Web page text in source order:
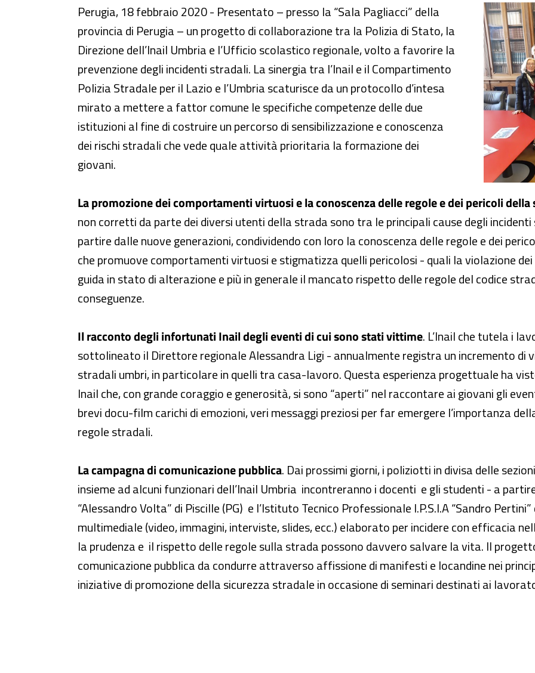
Umbria, presentato progetto per la prevenzione degli incidenti stradali
Perugia, 18 febbraio 2020 - Presentato – presso la “Sala Pagliacci” della
provincia di Perugia – un progetto di collaborazione tra la Polizia di Stato, la
Direzione dell’Inail Umbria e l’Ufficio scolastico regionale, volto a favorire la
prevenzione degli incidenti stradali. La sinergia tra l’Inail e il Compartimento
Polizia Stradale per il Lazio e l’Umbria scaturisce da un protocollo d’intesa
mirato a mettere a fattor comune le specifiche competenze delle due
istituzioni al fine di costruire un percorso di sensibilizzazione e conoscenza
dei rischi stradali che vede quale attività prioritaria la formazione dei
giovani.
La promozione dei comportamenti virtuosi e la conoscenza delle regole e dei pericoli della
non corretti da parte dei diversi utenti della strada sono tra le principali cause degli
partire dalle nuove generazioni, condividendo con loro la conoscenza delle regole e dei
che promuove comportamenti virtuosi e stigmatizza quelli pericolosi - quali la violazione
guida in stato di alterazione e più in generale il mancato rispetto delle regole del codice
conseguenze.
Il racconto degli infortunati Inail degli eventi di cui sono stati vittime. L’Inail che tutela i
sottolineato il Direttore regionale Alessandra Ligi - annualmente registra un incremento di
stradali umbri, in particolare in quelli tra casa-lavoro. Questa esperienza progettuale ha
Inail che, con grande coraggio e generosità, si sono “aperti” nel raccontare ai giovani gli
brevi docu-film carichi di emozioni, veri messaggi preziosi per far emergere l’importanza
regole stradali.
La campagna di comunicazione pubblica. Dai prossimi giorni, i poliziotti in divisa delle
insieme ad alcuni funzionari dell’Inail Umbria incontreranno i docenti e gli studenti - a
“Alessandro Volta” di Piscille (PG) e l’Istituto Tecnico Professionale I.P.S.I.A “Sandro
multimediale (video, immagini, interviste, slides, ecc.) elaborato per incidere con efficacia
la prudenza e il rispetto delle regole sulla strada possono davvero salvare la vita. Il
comunicazione pubblica da condurre attraverso affissione di manifesti e locandine nei
iniziative di promozione della sicurezza stradale in occasione di seminari destinati ai